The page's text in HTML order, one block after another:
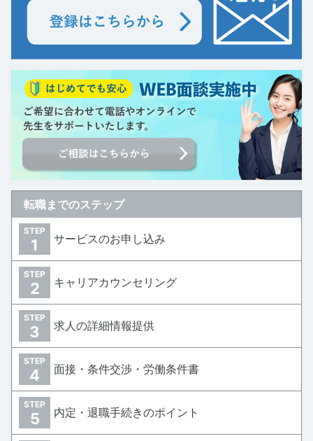
転職までのステップ
STEP
1 サービスのお申し込み
STEP
2 キャリアカウンセリング
STEP
3 求人の詳細情報提供
STEP
4 面接・条件交渉・労働条件書
STEP
5 内定・退職手続きのポイント